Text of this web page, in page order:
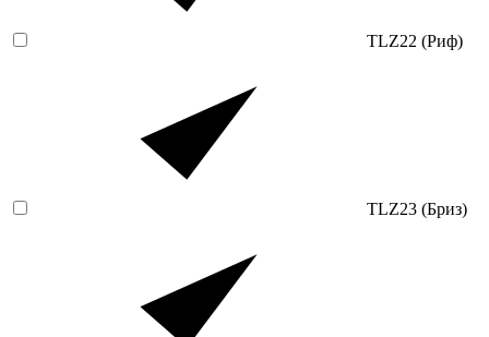
TLZ22 (Риф)
TLZ23 (Бриз)